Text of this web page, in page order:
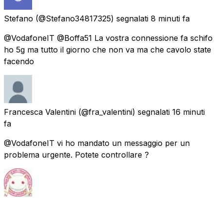
Stefano (@Stefano34817325) segnalati 8 minuti fa
@VodafoneIT @Boffa51 La vostra connessione fa schifo
ho 5g ma tutto il giorno che non va ma che cavolo state
facendo
Francesca Valentini (@fra_valentini) segnalati 16 minuti
fa
@VodafoneIT vi ho mandato un messaggio per un
problema urgente. Potete controllare ?